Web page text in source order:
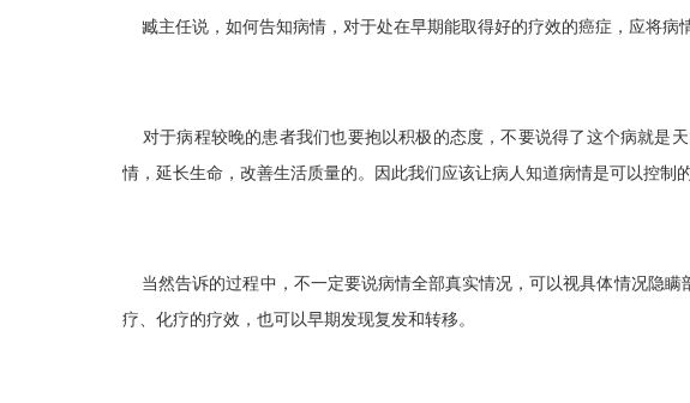
臧主任说，如何告知病情，对于处在早期能取得好的疗效的癌症，应将病
对于病程较晚的患者我们也要抱以积极的态度，不要说得了这个病就是
情，延长生命，改善生活质量的。因此我们应该让病人知道病情是可以控制
当然告诉的过程中，不一定要说病情全部真实情况，可以视具体情况隐
疗、化疗的疗效，也可以早期发现复发和转移。